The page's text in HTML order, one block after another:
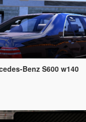
Benz S600 w140